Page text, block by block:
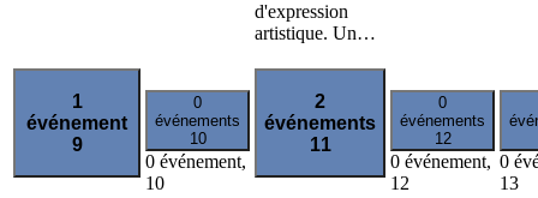
d'expression
artistique. Un…
1
événement
9
0
événements
10
0 événement,
10
2
événements
11
0
événements
12
0 événement,
12
0
13